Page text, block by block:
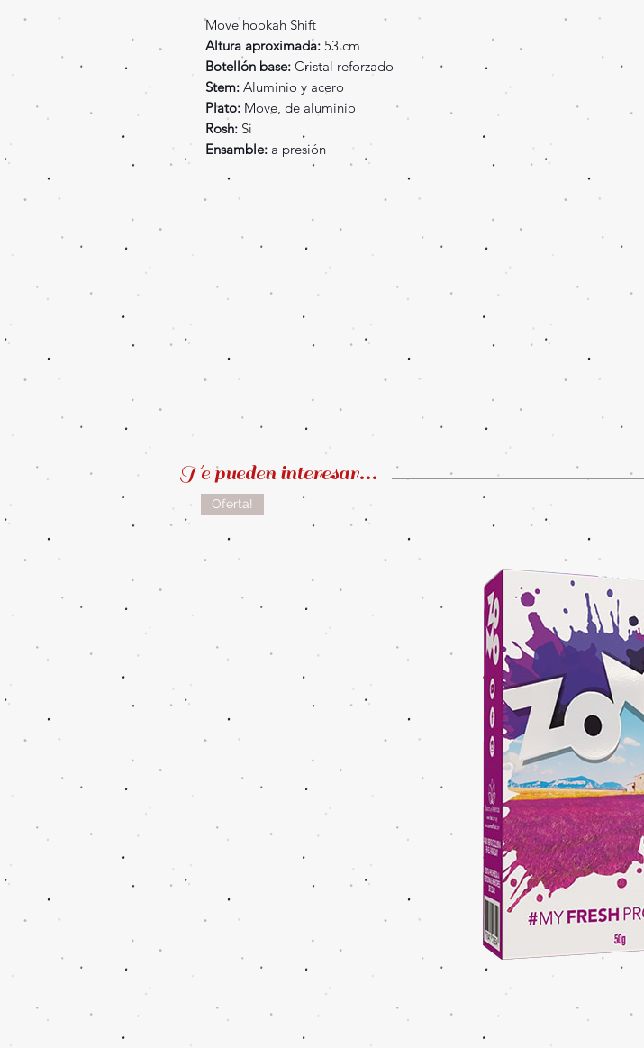
Move hookah Shift
Altura aproximada:53 cm
Botellón base:Cristal reforzado
Stem:Aluminio y acero
Plato:Move, de aluminio
Rosh:Si
Ensamble:a presión
Oferta!
Te pueden interesar...